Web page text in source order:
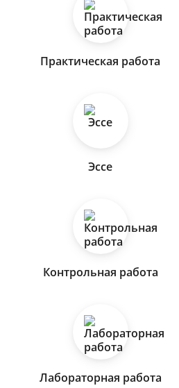
Практическая работа
Эссе
Контрольная работа
Лабораторная работа